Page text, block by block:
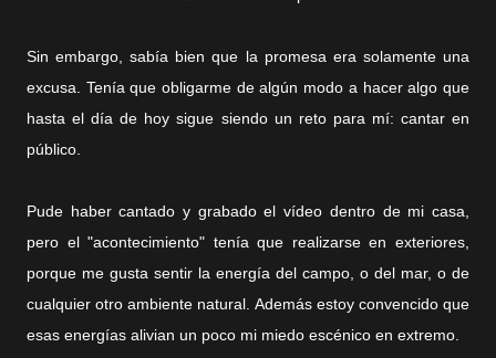
Sin embargo, sabía bien que la promesa era solamente una
excusa. Tenía que obligarme de algún modo a hacer algo que
hasta el día de hoy sigue siendo un reto para mí: cantar en
público.
Pude haber cantado y grabado el vídeo dentro de mi casa,
pero el "acontecimiento" tenía que realizarse en exteriores,
porque me gusta sentir la energía del campo, o del mar, o de
cualquier otro ambiente natural. Además estoy convencido que
esas energías alivian un poco mi miedo escénico en extremo.